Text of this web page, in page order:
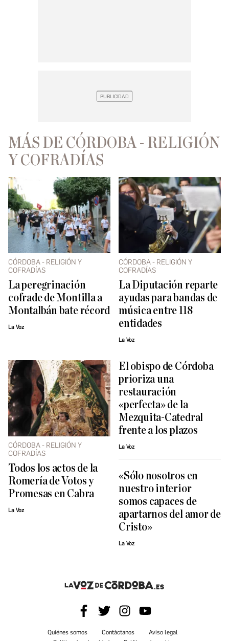
MÁS DE CÓRDOBA - RELIGIÓN
Y COFRADÍAS
CÓRDOBA - RELIGIÓN Y
COFRADÍAS
La peregrinación
cofrade de Montilla a
Montalbán bate récord
La Voz
CÓRDOBA - RELIGIÓN Y
COFRADÍAS
La Diputación reparte
ayudas para bandas de
música entre 118
entidades
La Voz
CÓRDOBA - RELIGIÓN Y
COFRADÍAS
Todos los actos de la
Romería de Votos y
Promesas en Cabra
La Voz
El obispo de Córdoba
prioriza una
restauración
«perfecta» de la
Mezquita-Catedral
frente a los plazos
La Voz
«Sólo nosotros en
nuestro interior
somos capaces de
apartarnos del amor de
Cristo»
La Voz
Quiénes somos Contáctanos
Aviso legal